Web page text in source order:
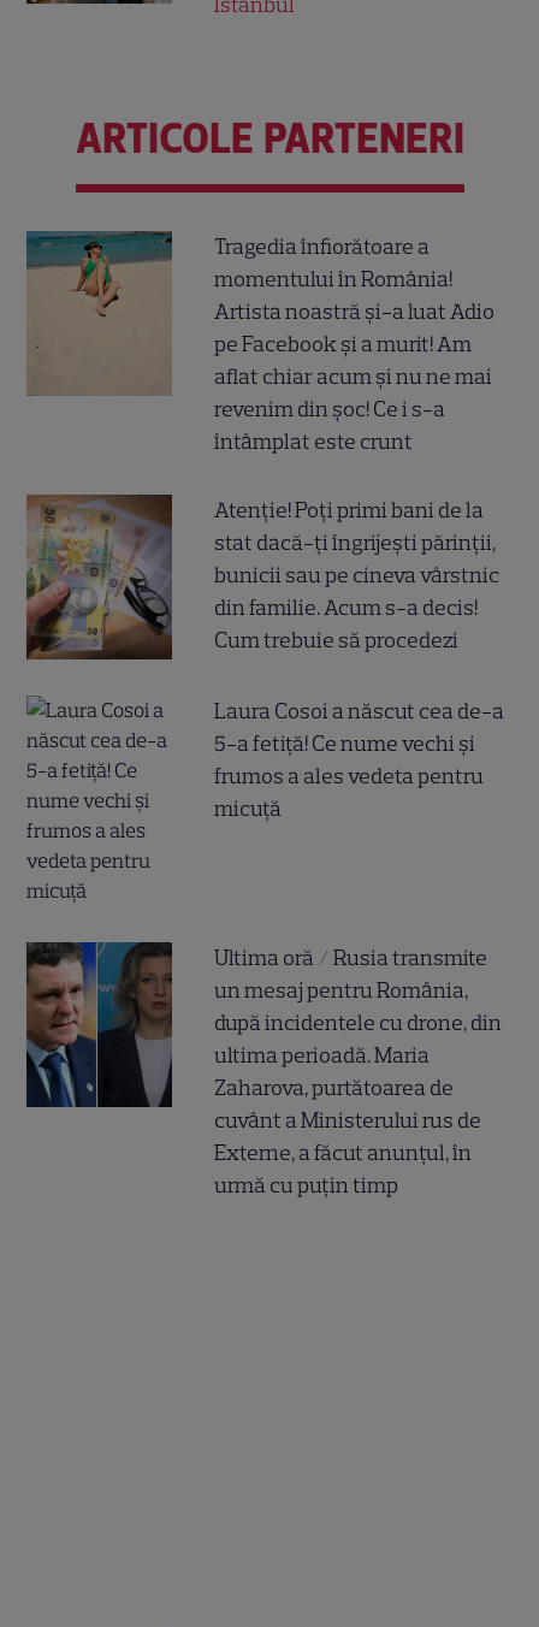
Istanbul
ARTICOLE PARTENERI
Tragedia înfiorătoare a
momentului în România!
Artista noastră și-a luat Adio
pe Facebook și a murit! Am
aflat chiar acum și nu ne mai
revenim din șoc! Ce i s-a
întâmplat este crunt
Atenție! Poți primi bani de la
stat dacă-ți îngrijești părinții,
bunicii sau pe cineva vârstnic
din familie. Acum s-a decis!
Cum trebuie să procedezi
Laura Cosoi a născut cea de-a
5-a fetiță! Ce nume vechi și
frumos a ales vedeta pentru
micuță
Ultima oră / Rusia transmite
un mesaj pentru România,
după incidentele cu drone, din
ultima perioadă. Maria
Zaharova, purtătoarea de
cuvânt a Ministerului rus de
Externe, a făcut anunțul, în
urmă cu puțin timp